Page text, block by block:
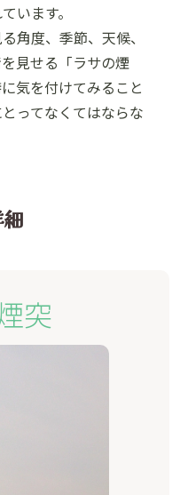
います。
角度、季節、天候、
見せる「ラサの煙
気を付けてみること
ってなくてはならな
突